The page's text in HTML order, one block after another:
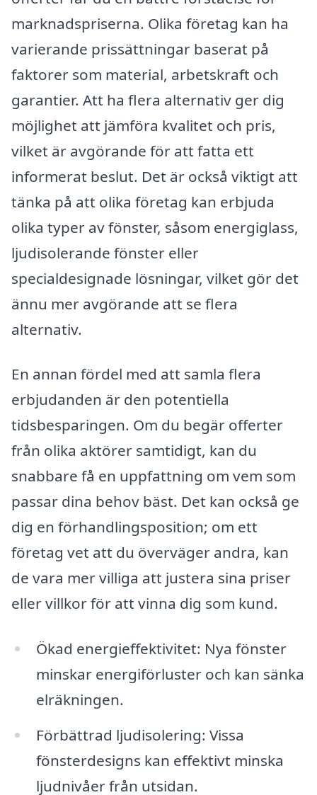
marknadspriserna. Olika företag kan ha
varierande prissättningar baserat på
faktorer som material, arbetskraft och
garantier. Att ha flera alternativ ger dig
möjlighet att jämföra kvalitet och pris,
vilket är avgörande för att fatta ett
informerat beslut. Det är också viktigt att
tänka på att olika företag kan erbjuda
olika typer av fönster, såsom energiglass,
ljudisolerande fönster eller
specialdesignade lösningar, vilket gör det
ännu mer avgörande att se flera
alternativ.
En annan fördel med att samla flera
erbjudanden är den potentiella
tidsbesparingen. Om du begär offerter
från olika aktörer samtidigt, kan du
snabbare få en uppfattning om vem som
passar dina behov bäst. Det kan också ge
dig en förhandlingsposition; om ett
företag vet att du överväger andra, kan
de vara mer villiga att justera sina priser
eller villkor för att vinna dig som kund.
Ökad energieffektivitet: Nya fönster
minskar energiförluster och kan sänka
elräkningen.
Förbättrad ljudisolering: Vissa
fönsterdesigns kan effektivt minska
ljudnivåer från utsidan.